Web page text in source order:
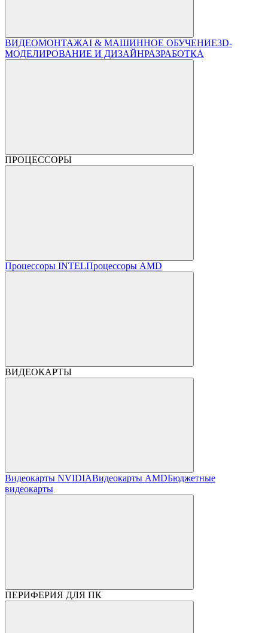
ВИДЕОМОНТАЖAI & МАШИННОЕ ОБУЧЕНИЕ3D-
МОДЕЛИРОВАНИЕ И ДИЗАЙНРАЗРАБОТКА
ПРОЦЕССОРЫ
Процессоры INTELПроцессоры AMD
ВИДЕОКАРТЫ
Видеокарты NVIDIAВидеокарты AMDБюджетные
видеокарты
ПЕРИФЕРИЯ ДЛЯ ПК